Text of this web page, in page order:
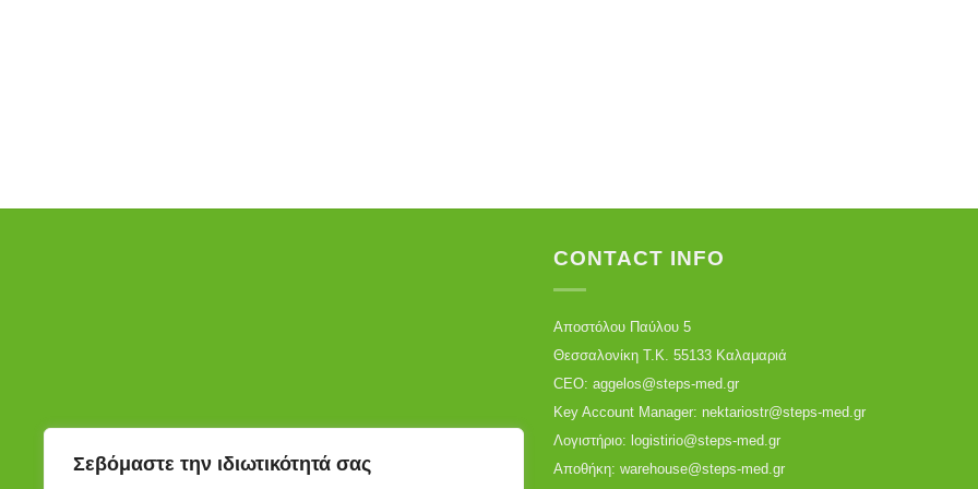
Σεβόμαστε την ιδιωτικότητά σας
CONTACT INFO
Αποστόλου Παύλου 5
Θεσσαλονίκη Τ.Κ. 55133 Καλαμαριά
CEO: aggelos@steps-med.gr
Key Account Manager: nektariostr@steps-med.gr
Λογιστήριο: logistirio@steps-med.gr
Αποθήκη: warehouse@steps-med.gr